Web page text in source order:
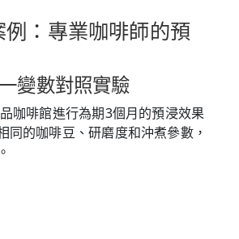
例：專業咖啡師的預
變數對照實驗
咖啡館進行為期3個月的預浸效果
同的咖啡豆、研磨度和沖煮參數，